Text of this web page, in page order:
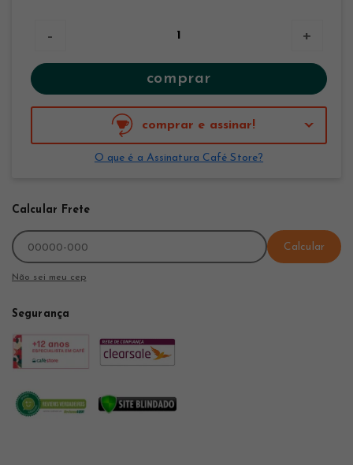
- +
comprar
comprar e assinar!
O que é a Assinatura Café Store?
Calcular Frete
Calcular
Não sei meu cep
Segurança